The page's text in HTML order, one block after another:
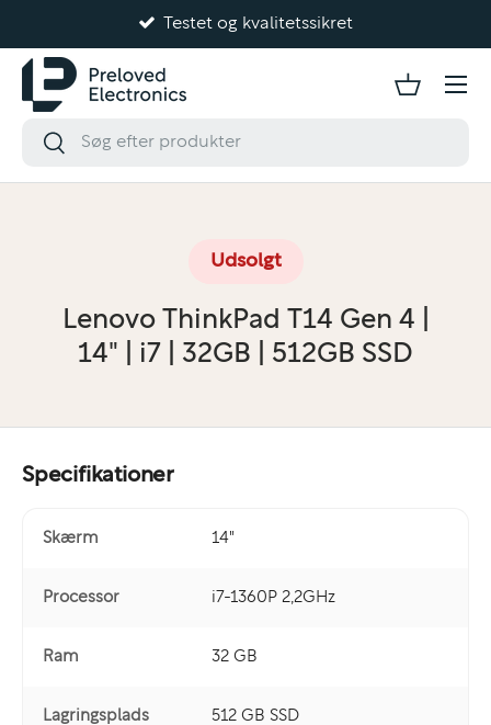
Testet og kvalitetssikret
Udsolgt
Lenovo ThinkPad T14 Gen 4 |
14" | i7 | 32GB | 512GB SSD
Specifikationer
Skærm 14"
Processor i7-1360P 2,2GHz
Ram 32 GB
Lagringsplads 512 GB SSD